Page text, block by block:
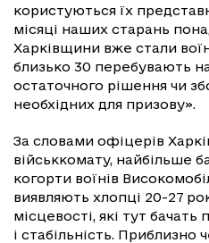
користуються їх
місяці наших старань
Харківщини вже стали
близько 30 перебувають
остаточного рішення чи
необхідних для призову».
За словами офіцерів
військкомату, найбільше
когорти воїнів
виявляють хлопці 20-27
місцевості, які тут
і стабільність. Приблизно